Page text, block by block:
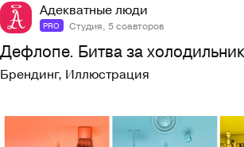
Адекватные люди
PRO Студия, 5 соавторов
Брендинг, Иллюстрация